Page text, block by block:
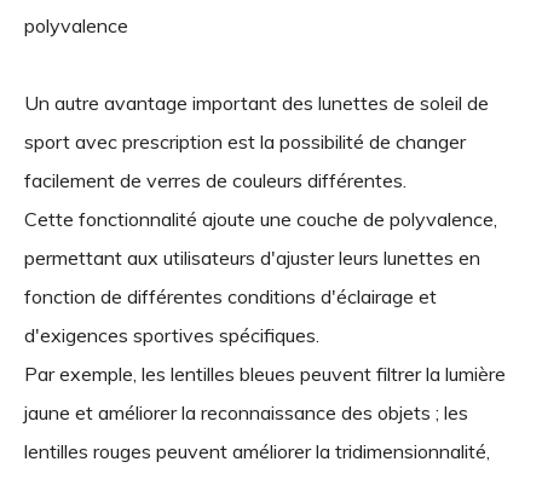
polyvalence
Un autre avantage important des lunettes de soleil de
sport avec prescription est la possibilité de changer
facilement de verres de couleurs différentes.
Cette fonctionnalité ajoute une couche de polyvalence,
permettant aux utilisateurs d'ajuster leurs lunettes en
fonction de différentes conditions d'éclairage et
d'exigences sportives spécifiques.
Par exemple, les lentilles bleues peuvent filtrer la lumière
jaune et améliorer la reconnaissance des objets ; les
lentilles rouges peuvent améliorer la tridimensionnalité,